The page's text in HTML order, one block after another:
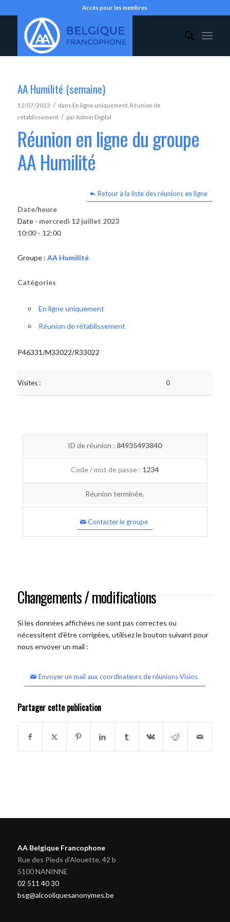
Accès pour les membres
AA Humilité (semaine)
12/07/2023 / dans En ligne uniquement, Réunion de
rétablissement / parAdmin Digital
Réunion en ligne du groupe
AA Humilité
Retour à la liste des réunions en ligne
Date/heure
Date - mercredi 12 juillet 2023
10:00 - 12:00
Groupe : AA Humilité
Catégories
En ligne uniquement
Réunion de rétablissement
P46331/M33022/R33022
Visites : 0
ID de réunion : 84935493840
Code / mot de passe : 1234
Réunion terminée.
Contacter le groupe
Changements / modifications
Si les données affichées ne sont pas correctes ou
nécessitent d'être corrigées, utilisez le bouton suivant pour
nous envoyer un mail :
Envoyer un mail aux coordinateurs de réunions Visios
Partager cette publication
AA Belgique Francophone
Rue des Pieds d'Alouette, 42 b
5100 NANINNE
02 511 40 30
bsg@alcooliquesanonymes.be